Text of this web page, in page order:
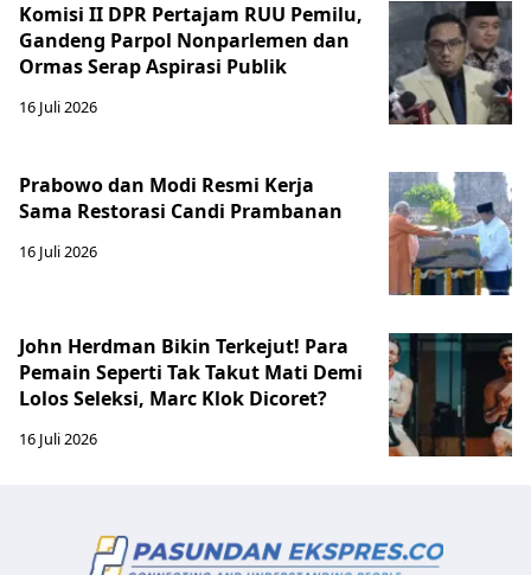
Komisi II DPR Pertajam RUU Pemilu,
Gandeng Parpol Nonparlemen dan
Ormas Serap Aspirasi Publik
16 Juli 2026
Prabowo dan Modi Resmi Kerja
Sama Restorasi Candi Prambanan
16 Juli 2026
John Herdman Bikin Terkejut! Para
Pemain Seperti Tak Takut Mati Demi
Lolos Seleksi, Marc Klok Dicoret?
16 Juli 2026